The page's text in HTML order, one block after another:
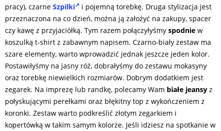
pracy), czarne Szpilki
i pojemną torebkę. Druga stylizacja jest
przeznaczona na co dzień, można ją założyć na zakupy, spacer
czy kawę z przyjaciółką. Tym razem połączyłyśmy spodnie w
koszulką t-shirt z zabawnym napisem. Czarno-biały zestaw ma
szare elementy, warto wprowadzić jednak jeszcze jeden kolor.
Postawiłyśmy na jasny róż, dobrałyśmy do zestawu mokasyny
oraz torebkę niewielkich rozmiarów. Dobrym dodatkiem jest
zegarek. Na imprezę lub randkę, polecamy Wam białe jeansy z
połyskującymi perełkami oraz błękitny top z wykończeniem z
koronki. Zestaw warto podkreślić złotym zegarkiem i
kopertówką w takim samym kolorze. Jeśli idziesz na spotkanie w